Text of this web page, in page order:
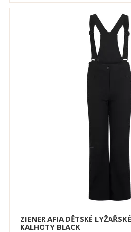
ZIENER AFIA DĚTSKÉ LYŽAŘSKÉ
KALHOTY BLACK